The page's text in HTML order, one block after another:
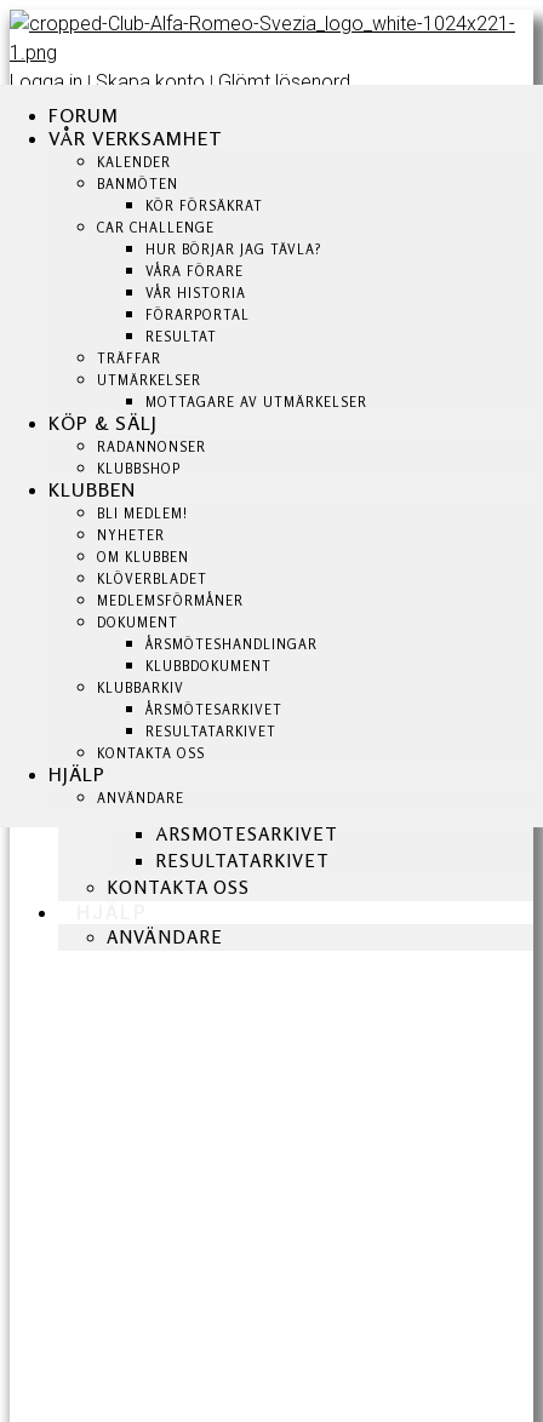
Logga in | Skapa konto | Glömt lösenord
FORUM
VÅR VERKSAMHET
KALENDER
BANMÖTEN
KÖR FÖRSÄKRAT
CAR CHALLENGE
HUR BÖRJAR JAG TÄVLA?
VÅRA FÖRARE
VÅR HISTORIA
FÖRARPORTAL
RESULTAT
TRÄFFAR
UTMÄRKELSER
MOTTAGARE AV UTMÄRKELSER
KÖP & SÄLJ
RADANNONSER
KLUBBSHOP
KLUBBEN
BLI MEDLEM!
NYHETER
OM KLUBBEN
KLÖVERBLADET
MEDLEMSFÖRMÅNER
DOKUMENT
ÅRSMÖTESHANDLINGAR
KLUBBARKIV
ÅRSMÖTESARKIVET
RESULTATARKIVET
KONTAKTA OSS
ANVÄNDARE
FORUM
VÅR VERKSAMHET
KALENDER
BANMÖTEN
KÖR FÖRSÄKRAT
CAR CHALLENGE
HUR BÖRJAR JAG TÄVLA?
VÅRA FÖRARE
VÅR HISTORIA
FÖRARPORTAL
RESULTAT
TRÄFFAR
UTMÄRKELSER
MOTTAGARE AV UTMÄRKELSER
KÖP & SÄLJ
RADANNONSER
KLUBBSHOP
KLUBBEN
BLI MEDLEM!
NYHETER
OM KLUBBEN
KLÖVERBLADET
MEDLEMSFÖRMÅNER
DOKUMENT
ÅRSMÖTESHANDLINGAR
KLUBBDOKUMENT
KLUBBARKIV
ÅRSMÖTESARKIVET
RESULTATARKIVET
KONTAKTA OSS
HJÄLP
ANVÄNDARE
FORUM
VÅR VERKSAMHET
KALENDER
BANMÖTEN
KÖR FÖRSÄKRAT
CAR CHALLENGE
HUR BÖRJAR JAG TÄVLA?
VÅRA FÖRARE
VÅR HISTORIA
FÖRARPORTAL
RESULTAT
TRÄFFAR
UTMÄRKELSER
MOTTAGARE AV UTMÄRKELSER
KÖP & SÄLJ
RADANNONSER
KLUBBSHOP
KLUBBEN
BLI MEDLEM!
NYHETER
OM KLUBBEN
KLÖVERBLADET
MEDLEMSFÖRMÅNER
DOKUMENT
ÅRSMÖTESHANDLINGAR
KLUBBDOKUMENT
KLUBBARKIV
ÅRSMÖTESARKIVET
RESULTATARKIVET
KONTAKTA OSS
HJÄLP
ANVÄNDARE